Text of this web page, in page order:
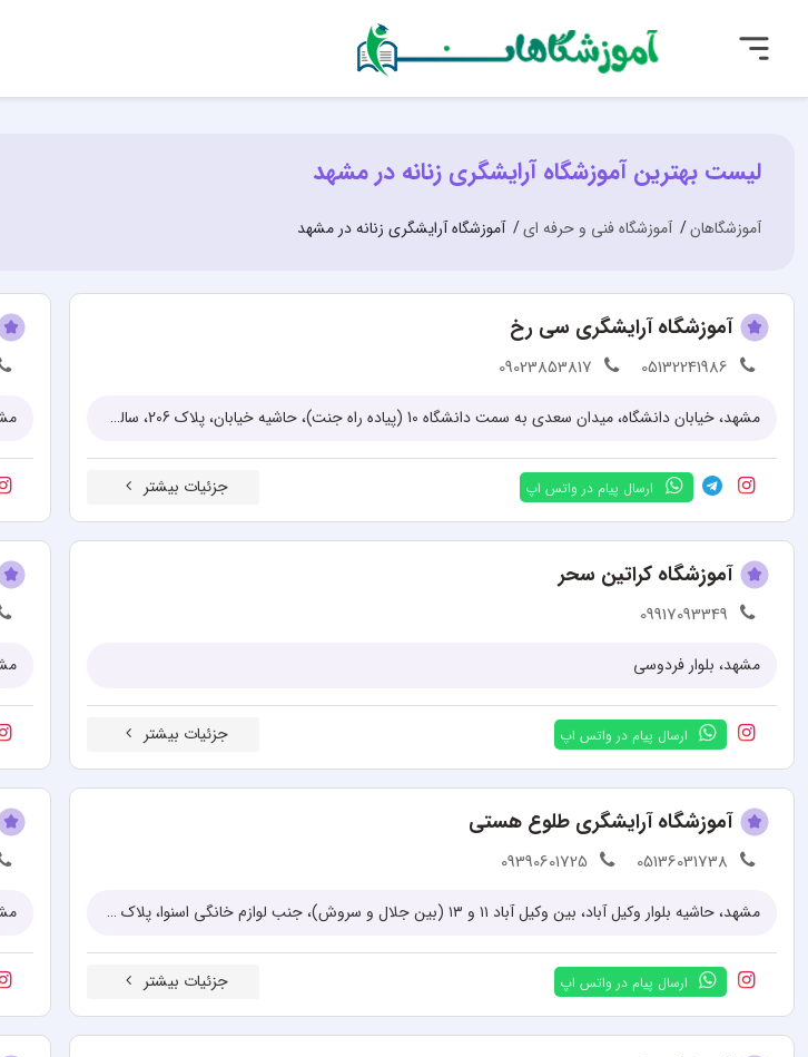
لیست بهترین آموزشگاه آرایشگری زنانه در مشهد
آموزشگاهان آموزشگاه فنی و حرفه ای آموزشگاه آرایشگری زنانه در مشهد
آموزشگاه آرایشگری سی رخ
05132241986
09023853817
مشهد، خیابان دانشگاه، میدان سعدی به سمت دانشگاه 10 (پیاده راه جنت)، حاشیه خیابان، پلاک 206، سالن زیبایی سیرخ (آموزشگاه سیفی)
ارسال پیام در واتس اپ جزئیات بیشتر
مشهد،
آموزشگاه کراتین سحر
09917093349
مشهد، بلوار فردوسی
ارسال پیام در واتس اپ جزئیات بیشتر
آموزشگاه آرایشگری طلوع هستی
05136031738
09390601725
مشهد، حاشیه بلوار وکیل آباد، بین وکیل آباد ۱۱ و ۱۳ (بین جلال و سروش)، جنب لوازم خانگی اسنوا، پلاک ۱۲۳
ارسال پیام در واتس اپ جزئیات بیشتر